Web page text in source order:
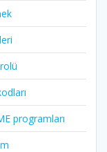
programları